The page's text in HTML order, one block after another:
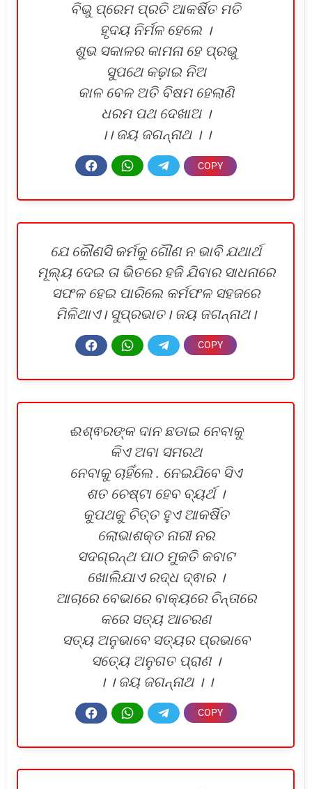
ବିଭୁ ପ୍ରେମ ପ୍ରତି ଆକର୍ଷିତ ମତି
ହୃଦୟ ନିର୍ମଳ ହେଲେ ।
ଶୁଭ ସକାଳର କାମନା ହେ ପ୍ରଭୁ
ସୁପଥେ କଢ଼ାଇ ନିଅ
କାଳ ବେଳ ଅତି ବିଷମ ହେଲାଣି
ଧରମ ପଥ ଦେଖାଅ ।
।। ଜୟ ଜଗନ୍ନାଥ । ।
ଯେ କୌଣସି କର୍ମକୁ ଗୌଣ ନ ଭାବି ଯଥାର୍ଥ
ମୂଲ୍ୟ ଦେଇ ତା ଭିତରେ ହଜି ଯିବାର ସାଧନାରେ
ସଫଳ ହେଇ ପାରିଲେ କର୍ମଫଳ ସହଜରେ
ମିଳିଥାଏ। ସୁପ୍ରଭାତ। ଜୟ ଜଗନ୍ନାଥ।
ଈଶ୍ଵରଙ୍କ ଦାନ ଛଡାଇ ନେବାକୁ
କିଏ ଅବା ସମରଥ
ନେବାକୁ ଚାହିଁଲେ . ନେଇଯିବେ ସିଏ
ଶତ ଚେଷ୍ଟା ହେବ ବ୍ୟର୍ଥ ।
କୁପଥକୁ ଚିତ୍ତ ହୁଏ ଆକର୍ଷିତ
ଲୋଭାଶକ୍ତ ନାରୀ ନର
ସଦଗ୍ରନ୍ଥ ପାଠ ମୁକତି କବାଟ
ଖୋଲିଯାଏ ରଦ୍ଧ ଦ୍ଵାର ।
ଆଚାରେ ବେଭାରେ ବାକ୍ୟରେ ଚିନ୍ତାରେ
କରେ ସତ୍ୟ ଆଚରଣ
ସତ୍ୟ ଅନୁଭାବେ ସତ୍ୟର ପ୍ରଭାବେ
ସତ୍ୟେ ଅନୁଗତ ପ୍ରାଣ ।
। । ଜୟ ଜଗନ୍ନାଥ । ।